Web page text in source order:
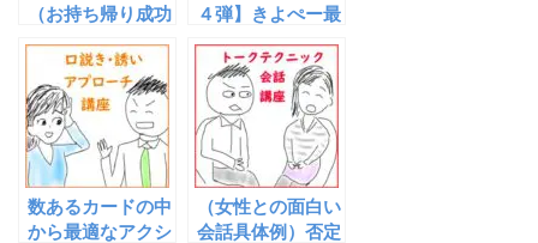
（お持ち帰り成功
つのコト）
４弾】きよぺー最
のオファー具体例
集』爆誕！！
数あるカードの中
から最適なアクシ
（女性との面白い
会話具体例）否定